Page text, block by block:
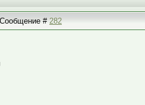
Сообщение #282